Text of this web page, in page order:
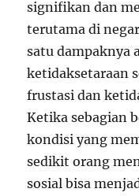
signifikan dan
terutama di
satu dampaknya
ketidaksetaraan
frustasi dan
Ketika sebagian
kondisi yang
sedikit orang
sosial bisa